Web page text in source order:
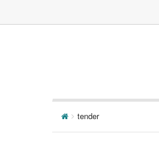
tender